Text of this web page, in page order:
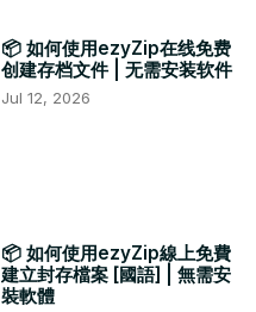
📦 如何使用ezyZip在线免费
创建存档文件 | 无需安装软件
Jul 12, 2026
📦 如何使用ezyZip線上免費
建立封存檔案 [國語] | 無需安
裝軟體